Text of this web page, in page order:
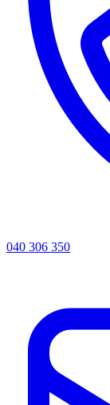
040 306 350